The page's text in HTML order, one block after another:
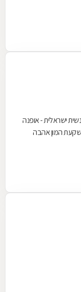
נשית ישראלית - אופנה
המון אהבה